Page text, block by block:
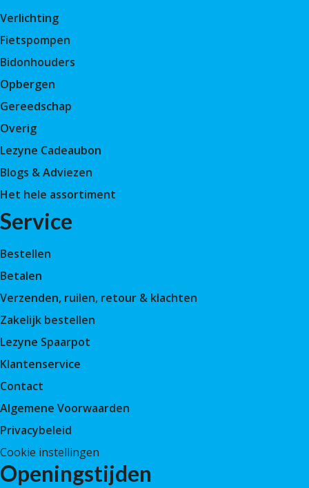
Verlichting
Fietspompen
Bidonhouders
Opbergen
Gereedschap
Overig
Lezyne Cadeaubon
Blogs & Adviezen
Het hele assortiment
Service
Bestellen
Betalen
Verzenden, ruilen, retour & klachten
Zakelijk bestellen
Lezyne Spaarpot
Klantenservice
Contact
Algemene Voorwaarden
Privacybeleid
Cookie instellingen
Openingstijden